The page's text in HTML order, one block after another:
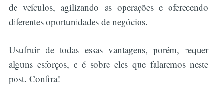
de veículos, agilizando as operações e oferecendo
diferentes oportunidades de negócios.
Usufruir de todas essas vantagens, porém, requer
alguns esforços, e é sobre eles que falaremos neste
post. Confira!